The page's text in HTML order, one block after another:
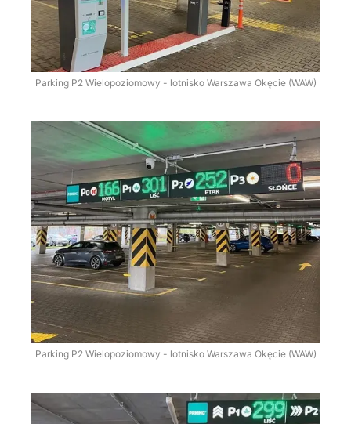
Parking P2 Wielopoziomowy - lotnisko Warszawa Okęcie (WAW)
Parking P2 Wielopoziomowy - lotnisko Warszawa Okęcie (WAW)